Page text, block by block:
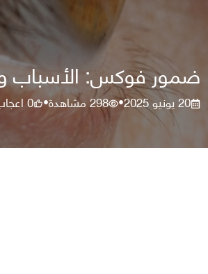
ضمور فوكس: الأسباب
20 يونيو 2025 •
298مشاهدة•
0